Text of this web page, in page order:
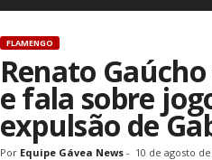
FLAMENGO
Renato
e fala sobre
expulsão de
Por Equipe Gávea News- 10 de agosto de